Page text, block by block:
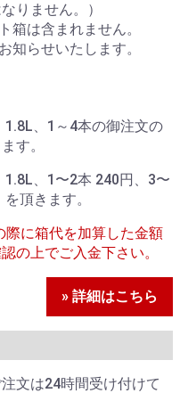
りません。）
箱は含まれません。
知らせいたします。
、1～4本の御注文の
す。
、1〜2本 240円、3〜
頂きます。
に箱代を加算した金額
の上でご入金下さい。
» 詳細はこちら
文は24時間受け付けて